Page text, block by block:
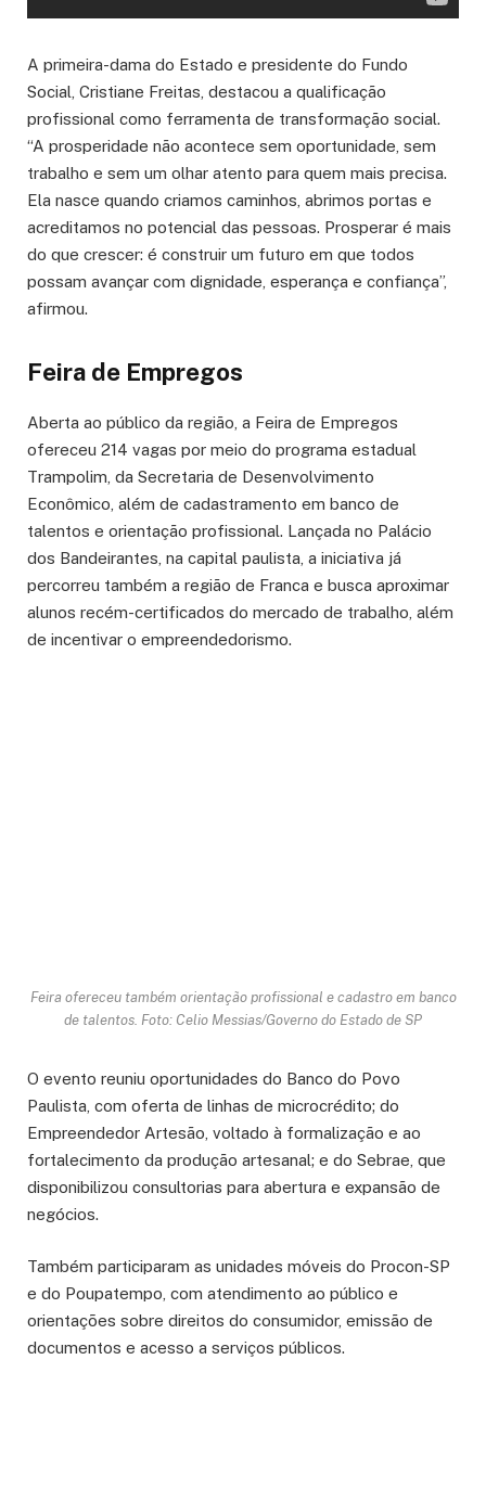
A primeira-dama do Estado e presidente do Fundo
Social, Cristiane Freitas, destacou a qualificação
profissional como ferramenta de transformação social.
“A prosperidade não acontece sem oportunidade, sem
trabalho e sem um olhar atento para quem mais precisa.
Ela nasce quando criamos caminhos, abrimos portas e
acreditamos no potencial das pessoas. Prosperar é mais
do que crescer: é construir um futuro em que todos
possam avançar com dignidade, esperança e confiança”,
afirmou.
Feira de Empregos
Aberta ao público da região, a Feira de Empregos
ofereceu 214 vagas por meio do programa estadual
Trampolim, da Secretaria de Desenvolvimento
Econômico, além de cadastramento em banco de
talentos e orientação profissional. Lançada no Palácio
dos Bandeirantes, na capital paulista, a iniciativa já
percorreu também a região de Franca e busca aproximar
alunos recém-certificados do mercado de trabalho, além
de incentivar o empreendedorismo.
Feira ofereceu também orientação profissional e cadastro em banco
de talentos. Foto: Celio Messias/Governo do Estado de SP
O evento reuniu oportunidades do Banco do Povo
Paulista, com oferta de linhas de microcrédito; do
Empreendedor Artesão, voltado à formalização e ao
fortalecimento da produção artesanal; e do Sebrae, que
disponibilizou consultorias para abertura e expansão de
negócios.
Também participaram as unidades móveis do Procon-SP
e do Poupatempo, com atendimento ao público e
orientações sobre direitos do consumidor, emissão de
documentos e acesso a serviços públicos.